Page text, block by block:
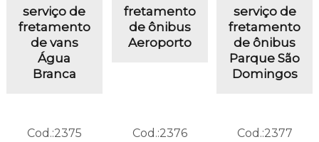
serviço de
fretamento
de vans
Água
Branca
fretamento
de ônibus
Aeroporto
serviço de
fretamento
de ônibus
Parque São
Domingos
Cod.:2375 Cod.:2376 Cod.:2377